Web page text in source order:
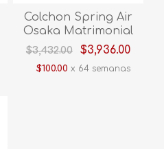
Colchon Spring Air
Osaka Matrimonial
$3,432.00 $3,936.00
$100.00 x 64 semanas